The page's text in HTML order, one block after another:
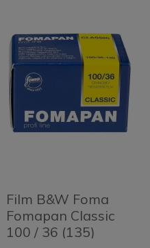
Film B&W Foma
Fomapan Classic
100 / 36 (135)